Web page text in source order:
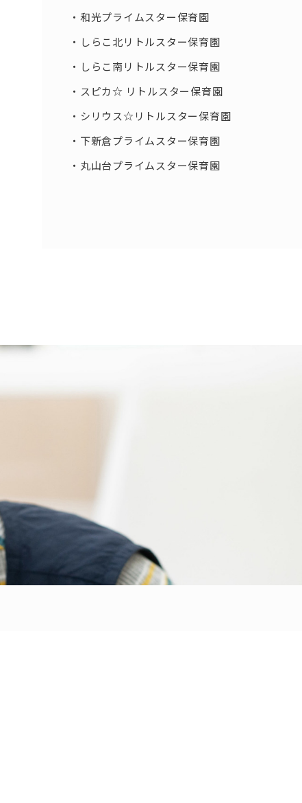
和光プライムスター保育園
しらこ北リトルスター保育園
しらこ南リトルスター保育園
スピカ☆ リトルスター保育園
シリウス☆リトルスター保育園
下新倉プライムスター保育園
丸山台プライムスター保育園